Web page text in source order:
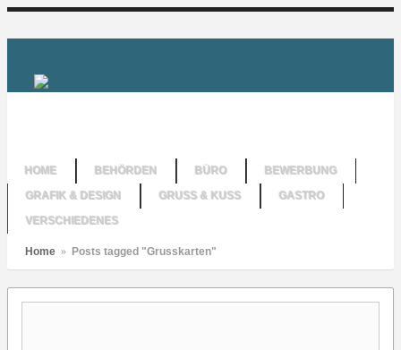
HOME BEHÖRDEN BÜRO
BEWERBUNG
GRAFIK & DESIGN
GRUSS & KUSS
GASTRO
VERSCHIEDENES
Home » Posts tagged "Grusskarten"